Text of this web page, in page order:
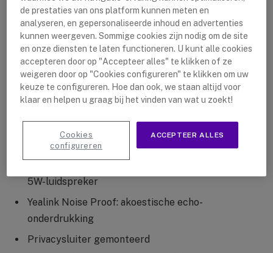
minimalisteert deze videobalk rommel en kunt u een
vergadering starten met een eenvoudige plug-in,
waardoor u geen last heeft van overbodige draden.
Sterke punten A20:
Geïntegreerde 20MP-lens
133º gezichtsveld
Auto framing + speaker tracking inbegrepen
5W-luidspreker
Yealink Noise Proof: akoestische echo-
onderdrukking
Privacysluiter gemonteerd
de prestaties van ons platform kunnen meten en
analyseren, en gepersonaliseerde inhoud en advertenties
kunnen weergeven. Sommige cookies zijn nodig om de site
en onze diensten te laten functioneren. U kunt alle cookies
accepteren door op "Accepteer alles" te klikken of ze
weigeren door op "Cookies configureren" te klikken om uw
keuze te configureren. Hoe dan ook, we staan altijd voor
klaar en helpen u graag bij het vinden van wat u zoekt!
ACCEPTEER ALLES
Cookies
configureren